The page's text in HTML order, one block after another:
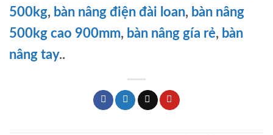
500kg, bàn nâng điện đài loan, bàn nâng
500kg cao 900mm, bàn nâng gía rẻ, bàn
nâng tay..